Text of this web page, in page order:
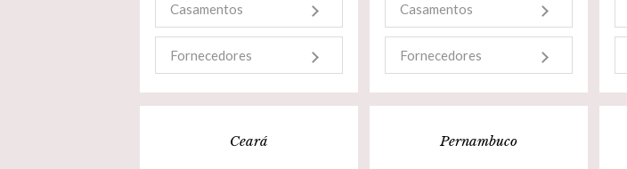
Casamentos
Fornecedores
Casamentos
Fornecedores
Ceará Pernambuco